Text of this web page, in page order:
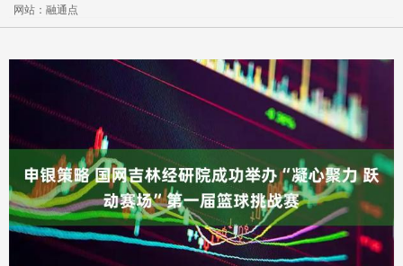
网站：融通点